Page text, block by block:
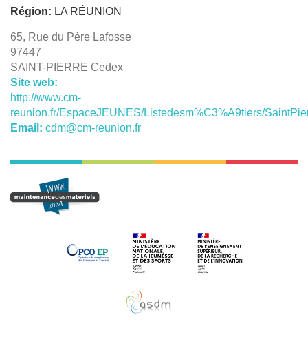
Région: LA RÉUNION
65, Rue du Père Lafosse
97447
SAINT-PIERRE Cedex
Site web:
http://www.cm-
reunion.fr/EspaceJEUNES/Listedesm%C3%A9tiers/
Email: cdm@cm-reunion.fr